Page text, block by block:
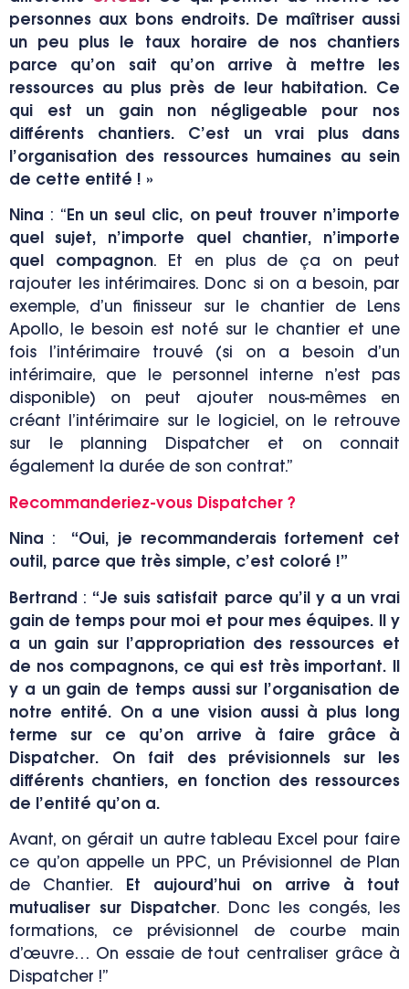
personnes aux bons endroits. De maîtriser aussi
un peu plus le taux horaire de nos chantiers
parce qu’on sait qu’on arrive à mettre les
ressources au plus près de leur habitation. Ce
qui est un gain non négligeable pour nos
différents chantiers. C’est un vrai plus dans
l’organisation des ressources humaines au sein
de cette entité ! »
Nina : “En un seul clic, on peut trouver n’importe
quel sujet, n’importe quel chantier, n’importe
quel compagnon. Et en plus de ça on peut
rajouter les intérimaires. Donc si on a besoin, par
exemple, d’un finisseur sur le chantier de Lens
Apollo, le besoin est noté sur le chantier et une
fois l’intérimaire trouvé (si on a besoin d’un
intérimaire, que le personnel interne n’est pas
disponible) on peut ajouter nous-mêmes en
créant l’intérimaire sur le logiciel, on le retrouve
sur le planning Dispatcher et on connait
également la durée de son contrat.”
Recommanderiez-vous Dispatcher ?
Nina :
“Oui, je recommanderais fortement cet
outil, parce que très simple, c’est coloré !”
Bertrand : “Je suis satisfait parce qu’il y a un vrai
gain de temps pour moi et pour mes équipes. Il y
a un gain sur l’appropriation des ressources et
de nos compagnons, ce qui est très important. Il
y a un gain de temps aussi sur l’organisation de
notre entité. On a une vision aussi à plus long
terme sur ce qu’on arrive à faire grâce à
Dispatcher. On fait des prévisionnels sur les
différents chantiers, en fonction des ressources
de l’entité qu’on a.
Avant, on gérait un autre tableau Excel pour faire
ce qu’on appelle un PPC, un Prévisionnel de Plan
de Chantier.
Et aujourd’hui on arrive à tout
mutualiser sur Dispatcher. Donc les congés, les
formations, ce prévisionnel de courbe main
d’œuvre… On essaie de tout centraliser grâce à
Dispatcher !”